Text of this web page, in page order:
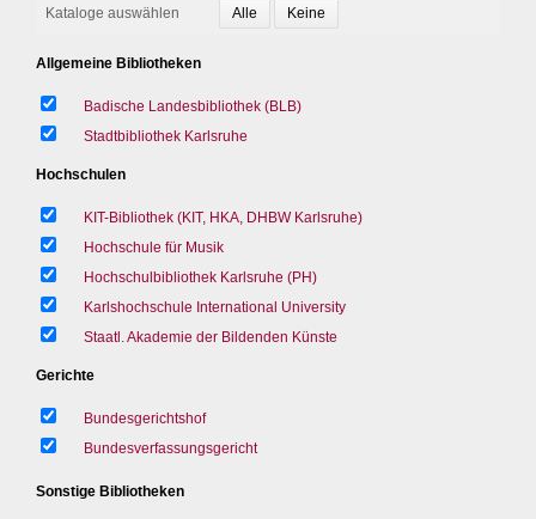
Kataloge auswählen
Allgemeine Bibliotheken
Badische Landesbibliothek (BLB)
Stadtbibliothek Karlsruhe
Hochschulen
KIT-Bibliothek (KIT, HKA, DHBW Karlsruhe)
Hochschule für Musik
Hochschulbibliothek Karlsruhe (PH)
Karlshochschule International University
Staatl. Akademie der Bildenden Künste
Gerichte
Bundesgerichtshof
Bundesverfassungsgericht
Sonstige Bibliotheken